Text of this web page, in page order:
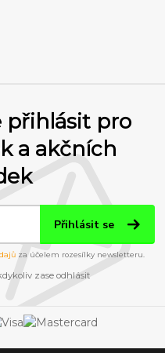
přihlásit pro
a akčních
Přihlásit se
za účelem rozesílky newsletteru.
zase odhlásit